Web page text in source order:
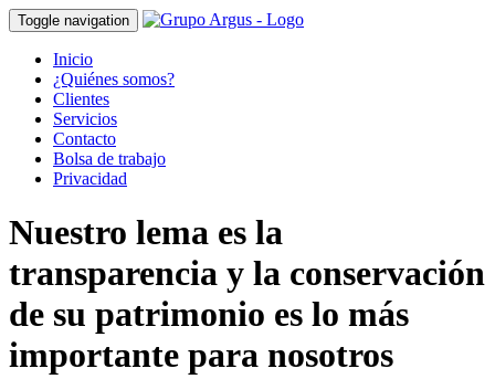
Toggle navigation
Inicio
¿Quiénes somos?
Clientes
Servicios
Contacto
Bolsa de trabajo
Privacidad
Nuestro lema es la
transparencia y la conservación
de su patrimonio es lo más
importante para nosotros